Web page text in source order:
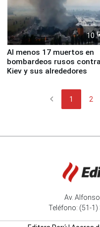
10
Al menos 17 muertos en
bombardeos rusos contra
Kiev y sus alrededores
chevron_left 1 2
Av.
Teléfono: (51-1)